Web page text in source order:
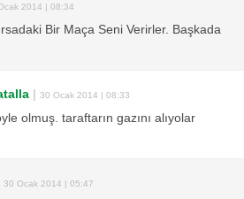
2014 | 08:34
Bir Maça Seni Verirler. Başkada
| 30 Ocak 2014 | 08:33
olmuş. taraftarın gazını alıyolar
30 Ocak 2014 | 05:47